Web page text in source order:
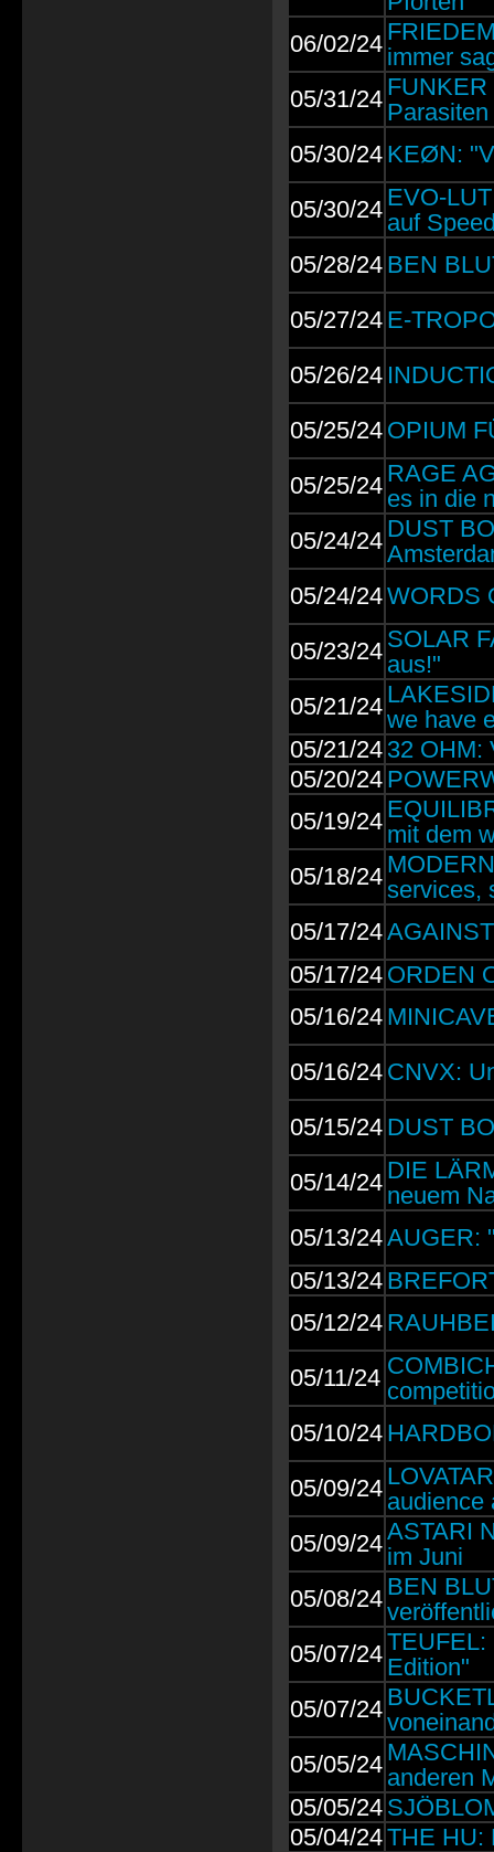
06/02/24 immer
05/31/24 FUNKER
05/30/24 KEØN:
05/30/24 EVO-
auf
05/28/24 BEN
05/27/24 E-
05/26/24
05/25/24 OPIUM
05/25/24 RAGE
es in die
05/24/24 DUST
05/24/24WORDS
05/23/24 SOLAR
aus!"
05/21/24we have
05/21/24 32 OHM:
05/20/24
05/19/24 mit dem
05/18/24services,
05/17/24
05/17/24 ORDEN
05/16/24
05/16/24 CNVX:
05/15/24 DUST
05/14/24 DIE
neuem
05/13/24AUGER:
05/13/24
05/12/24
05/11/24
05/10/24
05/09/24 audience
05/09/24ASTARI
im Juni
05/08/24 BEN
05/07/24TEUFEL:
Edition"
05/07/24
05/05/24 anderen
05/05/24
05/04/24THE HU: